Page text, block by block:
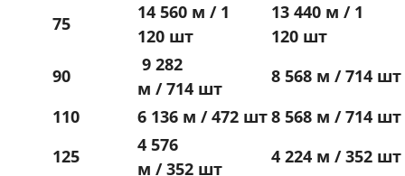
75
14 560 м / 1
120 шт
13 440 м / 1
120 шт
90
9 282
м / 714 шт
8 568 м / 714 шт
110
6 136 м / 472 шт8 568 м / 714 шт
125
4 576
м / 352 шт
4 224 м / 352 шт